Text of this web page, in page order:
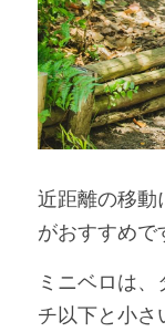
近距離の移動
がおすすめで
ミニベロは
チ以下と小さ